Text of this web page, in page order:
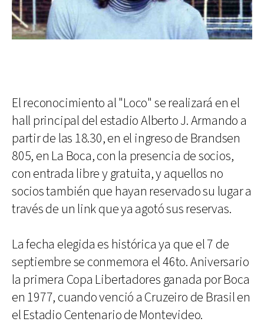
El reconocimiento al "Loco" se realizará en el
hall principal del estadio Alberto J. Armando a
partir de las 18.30, en el ingreso de Brandsen
805, en La Boca, con la presencia de socios,
con entrada libre y gratuita, y aquellos no
socios también que hayan reservado su lugar a
través de un link que ya agotó sus reservas.
La fecha elegida es histórica ya que el 7 de
septiembre se conmemora el 46to. Aniversario
la primera Copa Libertadores ganada por Boca
en 1977, cuando venció a Cruzeiro de Brasil en
el Estadio Centenario de Montevideo.